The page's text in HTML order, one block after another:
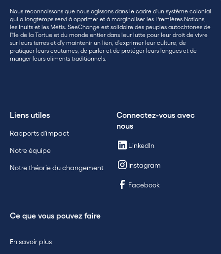
Nous reconnaissons que nous agissons dans le cadre d'un système colonial
qui a longtemps servi à opprimer et à marginaliser les Premières Nations,
les Inuits et les Métis. SeeChange est solidaire des peuples autochtones de
l'île de la Tortue et du monde entier dans leur lutte pour leur droit de vivre
sur leurs terres et d'y maintenir un lien, d'exprimer leur culture, de
pratiquer leurs coutumes, de parler et de protéger leurs langues et de
manger leurs aliments traditionnels.
Liens utiles
Rapports d'impact
Notre équipe
Notre théorie du changement
Connectez-vous avec
nous
LinkedIn
Instagram
Facebook
Ce que vous pouvez faire
En savoir plus